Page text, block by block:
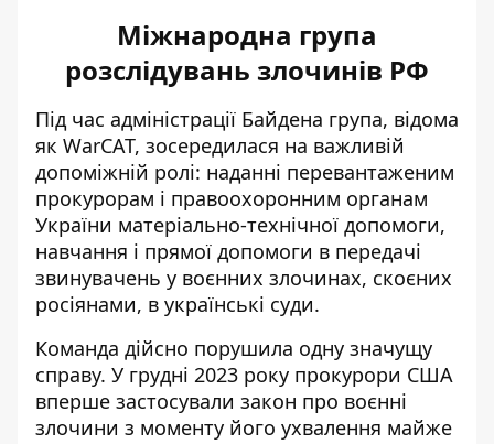
Міжнародна група
розслідувань злочинів РФ
Під час адміністрації Байдена група, відома
як WarCAT, зосередилася на важливій
допоміжній ролі: наданні перевантаженим
прокурорам і правоохоронним органам
України матеріально-технічної допомоги,
навчання і прямої допомоги в передачі
звинувачень у воєнних злочинах, скоєних
росіянами, в українські суди.
Команда дійсно порушила одну значущу
справу. У грудні 2023 року прокурори США
вперше застосували закон про воєнні
злочини з моменту його ухвалення майже